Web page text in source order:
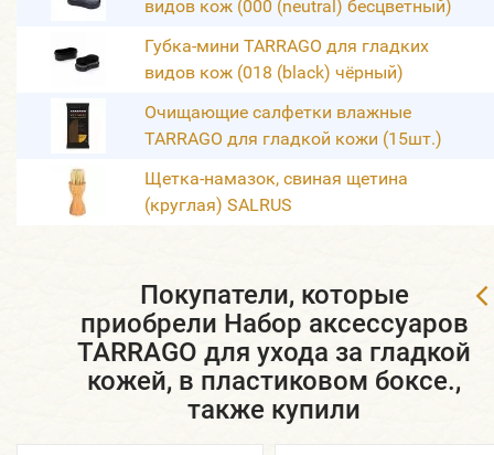
видов кож (000 (neutral) бесцветный)
Губка-мини TARRAGO для гладких
видов кож (018 (black) чёрный)
Очищающие салфетки влажные
TARRAGO для гладкой кожи (15шт.)
Щетка-намазок, свиная щетина
(круглая) SALRUS
Покупатели, которые
приобрели Набор аксессуаров
TARRAGO для ухода за гладкой
кожей, в пластиковом боксе.,
также купили